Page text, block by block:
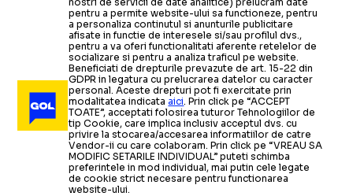
pentru a permite website-ului sa functioneze, pentru
a personaliza continutul si anunturile publicitare
afisate in functie de interesele si/sau profilul dvs.,
pentru a va oferi functionalitati aferente retelelor de
socializare si pentru a analiza traficul pe website.
Beneficiati de drepturile prevazute de art. 15-22 din
GDPR in legatura cu prelucrarea datelor cu caracter
personal. Aceste drepturi pot fi exercitate prin
modalitatea indicataaici . Prin click pe “ACCEPT
TOATE”, acceptati folosirea tuturor Tehnologiilor de
tip Cookie, care implica inclusiv acceptul dvs. cu
privire la stocarea/accesarea informatiilor de catre
Vendor-ii cu care colaboram. Prin click pe “VREAU SA
MODIFIC SETARILE INDIVIDUAL” puteti schimba
preferintele in mod individual, mai putin cele legate
de cookie strict necesare pentru functionarea
website-ului.